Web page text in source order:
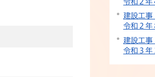
建設工
令和２年
建設工
令和３年